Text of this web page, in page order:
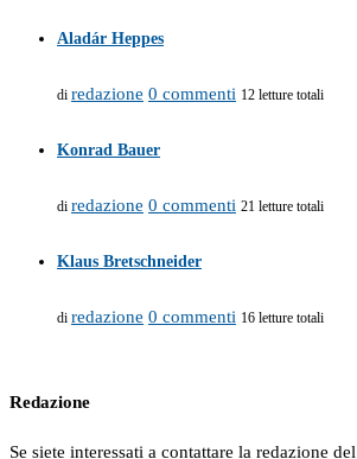
Aladár Heppes
di redazione 0 commenti 12 letture totali
Konrad Bauer
di redazione 0 commenti 21 letture totali
Klaus Bretschneider
di redazione 0 commenti 16 letture totali
Redazione
Se siete interessati a contattare la redazione